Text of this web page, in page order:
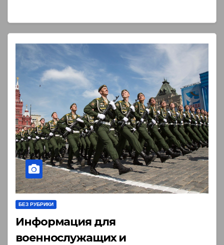
БЕЗ РУБРИКИ
Информация для
военнослужащих и